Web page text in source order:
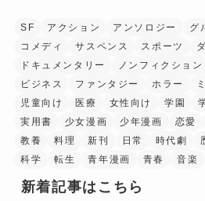
SF アクション アンソロジー グ
コメディ
サスペンス スポーツ
ドキュメンタリー
ノンフィクション
ビジネス
ファンタジー ホラー
児童向け
医療 女性向け 学園
実用書
少女漫画 少年漫画 恋愛
教養
料理 新刊 日常 時代劇
科学
転生 青年漫画 青春 音楽
新着記事はこちら